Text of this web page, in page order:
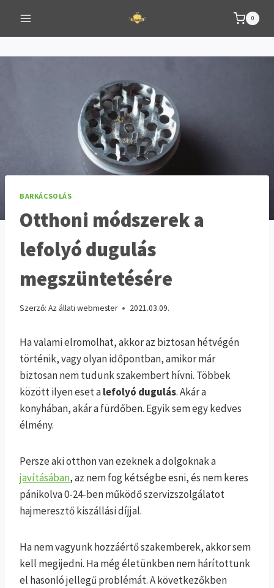
content
0
BARKÁCSOLÁS
Otthoni módszerek a
lefolyó dugulás
megszüntetésére
Szerző: Az állati webmester 2021.03.09.
Ha valami elromolhat, akkor az biztosan hétvégén
történik, vagy olyan időpontban, amikor már
biztosan nem tudunk szakembert hívni. Többek
között ilyen eset alefolyó dugulás. Akár a
konyhában, akár a fürdőben. Egyik sem egy kedves
élmény.
Persze aki otthon van ezeknek a dolgoknak a
javításában, az nem fog kétségbe esni, és nem keres
pánikolva 0-24-ben működő szervizszolgálatot
hajmeresztő kiszállási díjjal.
Ha nem vagyunk hozzáértő szakemberek, akkor sem
kell megijedni. Ha még életünkben nem hárítottunk
el hasonló jellegű problémát. A következőkben